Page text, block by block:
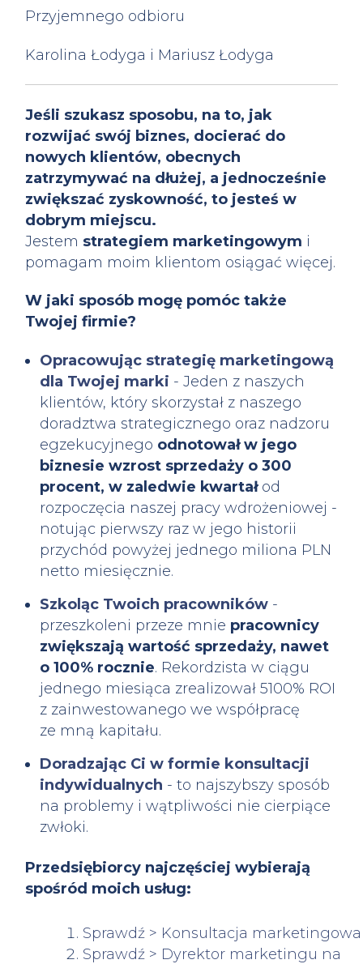
Przyjemnego odbioru
Karolina Łodyga i Mariusz Łodyga
Jeśli szukasz sposobu, na to, jak
rozwijać swój biznes, docierać do
nowych klientów, obecnych
zatrzymywać na dłużej, a jednocześnie
zwiększać zyskowność, to jesteś w
dobrym miejscu.
Jestem strategiem marketingowym i
pomagam moim klientom osiągać więcej.
W jaki sposób mogę pomóc także
Twojej firmie?
Opracowując strategię marketingową
dla Twojej marki - Jeden z naszych
klientów, który skorzystał z naszego
doradztwa strategicznego oraz nadzoru
egzekucyjnego odnotował w jego
biznesie wzrost sprzedaży o 300
procent, w zaledwie kwartałod
rozpoczęcia naszej pracy wdrożeniowej -
notując pierwszy raz w jego historii
przychód powyżej jednego miliona PLN
netto miesięcznie.
Szkoląc Twoich pracowników -
przeszkoleni przeze mnie pracownicy
zwiększają wartość sprzedaży, nawet
o 100% rocznie. Rekordzista w ciągu
jednego miesiąca zrealizował 5100% ROI
z zainwestowanego we współpracę
ze mną kapitału.
Doradzając Ci w formie konsultacji
indywidualnych - to najszybszy sposób
na problemy i wątpliwości nie cierpiące
zwłoki.
Przedsiębiorcy najczęściej wybierają
spośród moich usług:
Sprawdź > Konsultacja marketingowa
Sprawdź > Dyrektor marketingu na